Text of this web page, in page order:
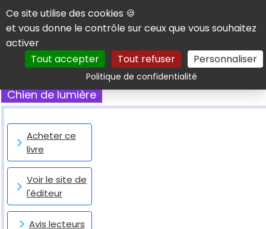
Panneau de gestion des cookies
Ce site utilise des cookies 🍪
et vous donne le contrôle sur ceux que vous souhaitez
activer
Tout accepter
Tout refuser Personnaliser
Politique de confidentialitéRechercher
Chien de lumière
Acheter ce
livre
Voir le site de
l'éditeur
Avis lecteurs